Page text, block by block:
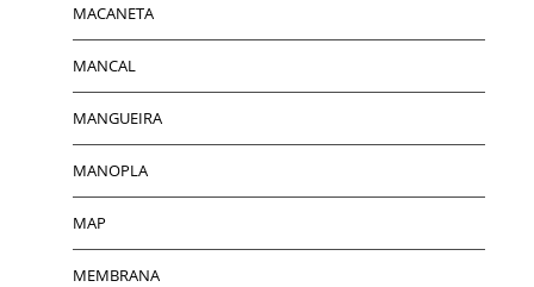
MACANETA
MANCAL
MANGUEIRA
MANOPLA
MAP
MEMBRANA